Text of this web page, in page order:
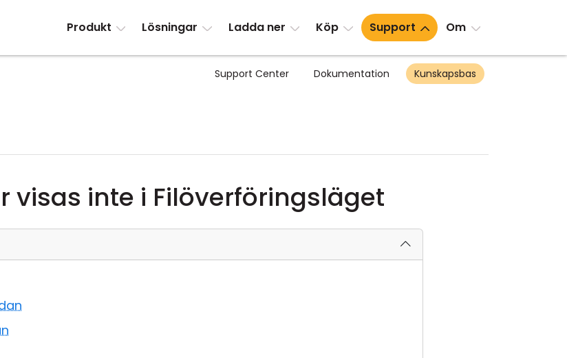
Produkt Lösningar Ladda ner Köp Support Om
Support Center Dokumentation Kunskapsbas
visas inte i Filöverföringsläget